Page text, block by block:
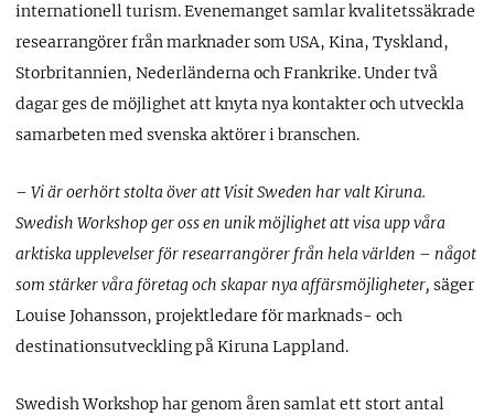
internationell turism. Evenemanget samlar kvalitetssäkrade
researrangörer från marknader som USA, Kina, Tyskland,
Storbritannien, Nederländerna och Frankrike. Under två
dagar ges de möjlighet att knyta nya kontakter och utveckla
samarbeten med svenska aktörer i branschen.
– Vi är oerhört stolta över att Visit Sweden har valt Kiruna.
Swedish Workshop ger oss en unik möjlighet att visa upp våra
arktiska upplevelser för researrangörer från hela världen – något
som stärker våra företag och skapar nya affärsmöjligheter, säger
Louise Johansson, projektledare för marknads- och
destinationsutveckling på Kiruna Lappland.
Swedish Workshop har genom åren samlat ett stort antal